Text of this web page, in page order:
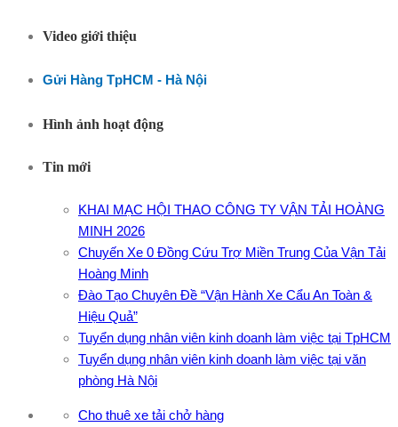
Video giới thiệu
Gửi Hàng TpHCM - Hà Nội
Hình ảnh hoạt động
Tin mới
KHAI MẠC HỘI THAO CÔNG TY VẬN TẢI HOÀNG
MINH 2026
Chuyến Xe 0 Đồng Cứu Trợ Miền Trung Của Vận Tải
Hoàng Minh
Đào Tạo Chuyên Đề “Vận Hành Xe Cẩu An Toàn &
Hiệu Quả”
Tuyển dụng nhân viên kinh doanh làm việc tại TpHCM
Tuyển dụng nhân viên kinh doanh làm việc tại văn
phòng Hà Nội
Cho thuê xe tải chở hàng